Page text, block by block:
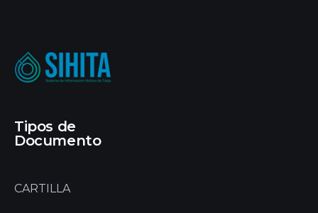
Tipos de
Documento
CARTILLA